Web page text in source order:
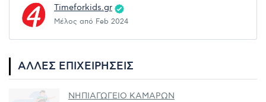
Timeforkids.gr
Μέλος από Feb 2024
ΆΛΛΕΣ ΕΠΙΧΕΙΡΉΣΕΙΣ
ΝΗΠΙΑΓΩΓΕΙΟ ΚΑΜΑΡΩΝ